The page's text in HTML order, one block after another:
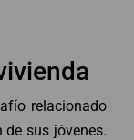
relacionado
sus jóvenes.